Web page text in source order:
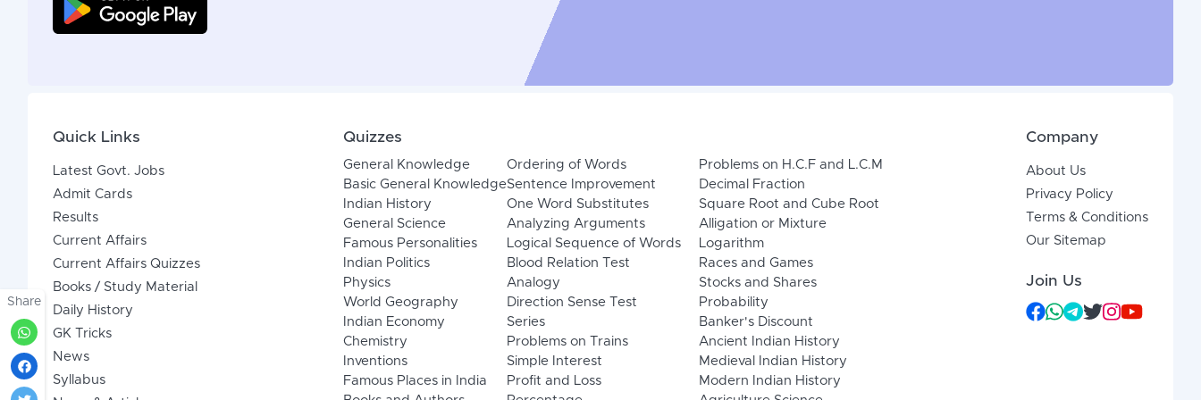
Share
Quick Links
Latest Govt. Jobs
Admit Cards
Results
Current Affairs
Current Affairs Quizzes
Books / Study Material
Daily History
GK Tricks
News
Syllabus
Quizzes
General Knowledge
Basic General Knowledge
Indian History
General Science
Famous Personalities
Indian Politics
Physics
World Geography
Indian Economy
Chemistry
Inventions
Famous Places in India
Ordering of Words
Sentence Improvement
One Word Substitutes
Analyzing Arguments
Logical Sequence of Words
Blood Relation Test
Analogy
Direction Sense Test
Series
Problems on Trains
Simple Interest
Profit and Loss
Problems on H.C.F and L.C.M
Decimal Fraction
Square Root and Cube Root
Alligation or Mixture
Logarithm
Races and Games
Stocks and Shares
Probability
Banker's Discount
Ancient Indian History
Medieval Indian History
Modern Indian History
Company
About Us
Privacy Policy
Terms & Conditions
Our Sitemap
Join Us